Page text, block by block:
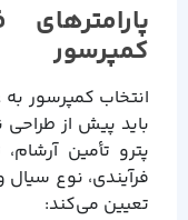
کمپرسور
انتخاب کمپرسور
باید پیش از
پترو تأمین
فرآیندی، نوع سیال و
تعیین می‌کند: